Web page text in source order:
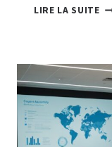
LIRE LA SUITE
:
DU